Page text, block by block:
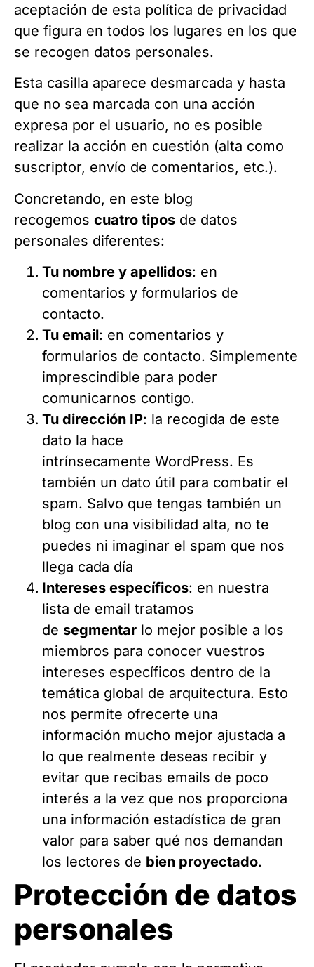
aceptación de esta política de privacidad
que figura en todos los lugares en los que
se recogen datos personales.
Esta casilla aparece desmarcada y hasta
que no sea marcada con una acción
expresa por el usuario, no es posible
realizar la acción en cuestión (alta como
suscriptor, envío de comentarios, etc.).
Concretando, en este blog
recogemos cuatro tipos de datos
personales diferentes:
Tu nombre y apellidos: en
comentarios y formularios de
contacto.
Tu email: en comentarios y
formularios de contacto. Simplemente
imprescindible para poder
comunicarnos contigo.
Tu dirección IP: la recogida de este
dato la hace
intrínsecamente WordPress. Es
también un dato útil para combatir el
spam. Salvo que tengas también un
blog con una visibilidad alta, no te
puedes ni imaginar el spam que nos
llega cada día
Intereses específicos: en nuestra
lista de email tratamos
de segmentar lo mejor posible a los
miembros para conocer vuestros
intereses específicos dentro de la
temática global de arquitectura. Esto
nos permite ofrecerte una
información mucho mejor ajustada a
lo que realmente deseas recibir y
evitar que recibas emails de poco
interés a la vez que nos proporciona
una información estadística de gran
valor para saber qué nos demandan
los lectores de bien proyectado.
Protección de datos
personales